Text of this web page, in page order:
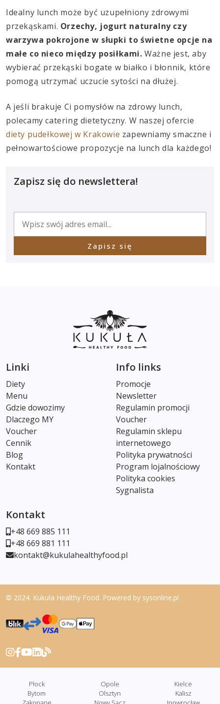
Idealny lunch może być uzupełniony zdrowymi
przekąskami. Orzechy, jogurt naturalny czy
warzywa pokrojone w słupki to świetne opcje na
małe co nieco między posiłkami.Ważne jest, aby
wybierać przekąski bogate w białko i błonnik, które
pomogą utrzymać uczucie sytości na dłużej.
A jeśli brakuje Ci pomysłów na zdrowy lunch,
polecamy catering dietetyczny. W naszej ofercie
diety pudełkowej w Krakowie zapewniamy smaczne i
pełnowartościowe propozycje na lunch dla każdego!
Zapisz się do newslettera!
Zapisz się
Linki
Diety
Menu
Gdzie dowozimy
Dlaczego MY
Voucher
Cennik
Blog
Kontakt
Info links
Promocje
Newsletter
Regulamin promocji
Voucher
Regulamin sklepu
internetowego
Polityka prywatności
Program lojalnościowy
Polityka cookies
Sygnalista
Kontakt
+48 669 885 111
+48 669 881 111
kontakt@kukulahealthyfood.pl
© 2024. Kukuła Healthy Food. Powered by sysonline.pl
Płock
Bytom
Opole
Olsztyn
Kielce
Kalisz